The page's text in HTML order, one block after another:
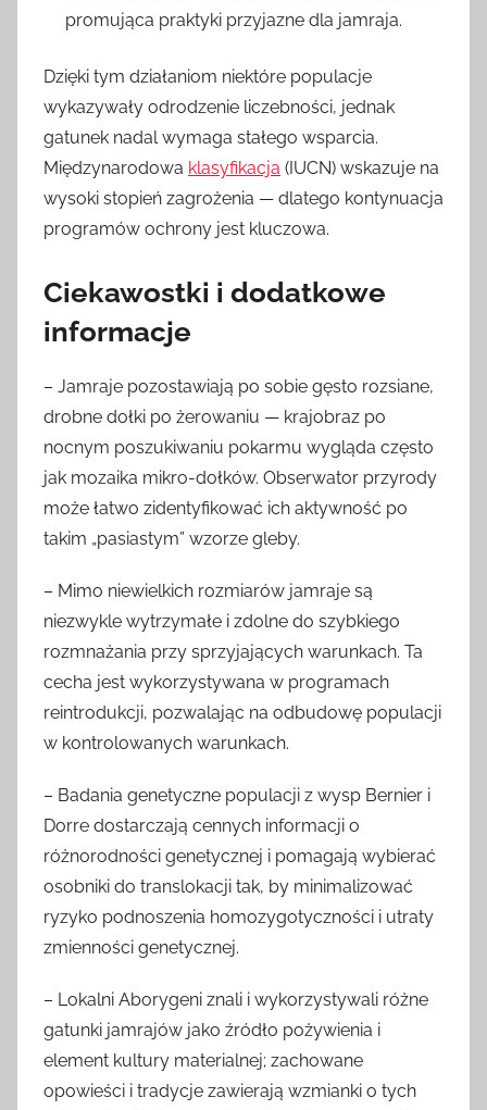
promująca praktyki przyjazne dla jamraja.
Dzięki tym działaniom niektóre populacje
wykazywały odrodzenie liczebności, jednak
gatunek nadal wymaga stałego wsparcia.
Międzynarodowa klasyfikacja (IUCN) wskazuje na
wysoki stopień zagrożenia — dlatego kontynuacja
programów ochrony jest kluczowa.
Ciekawostki i dodatkowe
informacje
– Jamraje pozostawiają po sobie gęsto rozsiane,
drobne dołki po żerowaniu — krajobraz po
nocnym poszukiwaniu pokarmu wygląda często
jak mozaika mikro-dołków. Obserwator przyrody
może łatwo zidentyfikować ich aktywność po
takim „pasiastym” wzorze gleby.
– Mimo niewielkich rozmiarów jamraje są
niezwykle wytrzymałe i zdolne do szybkiego
rozmnażania przy sprzyjających warunkach. Ta
cecha jest wykorzystywana w programach
reintrodukcji, pozwalając na odbudowę populacji
w kontrolowanych warunkach.
– Badania genetyczne populacji z wysp Bernier i
Dorre dostarczają cennych informacji o
różnorodności genetycznej i pomagają wybierać
osobniki do translokacji tak, by minimalizować
ryzyko podnoszenia homozygotyczności i utraty
zmienności genetycznej.
– Lokalni Aborygeni znali i wykorzystywali różne
gatunki jamrajów jako źródło pożywienia i
element kultury materialnej; zachowane
opowieści i tradycje zawierają wzmianki o tych